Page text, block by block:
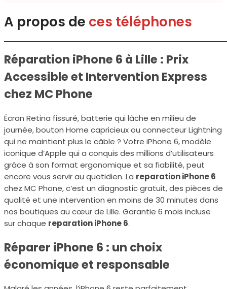
A propos de ces téléphones
Réparation iPhone 6 à Lille : Prix
Accessible et Intervention Express
chez MC Phone
Écran Retina fissuré, batterie qui lâche en milieu de
journée, bouton Home capricieux ou connecteur Lightning
qui ne maintient plus le câble ? Votre iPhone 6, modèle
iconique d’Apple qui a conquis des millions d’utilisateurs
grâce à son format ergonomique et sa fiabilité, peut
encore vous servir au quotidien. La reparation iPhone 6
chez MC Phone, c’est un diagnostic gratuit, des pièces de
qualité et une intervention en moins de 30 minutes dans
nos boutiques au cœur de Lille. Garantie 6 mois incluse
sur chaque reparation iPhone 6.
Réparer iPhone 6 : un choix
économique et responsable